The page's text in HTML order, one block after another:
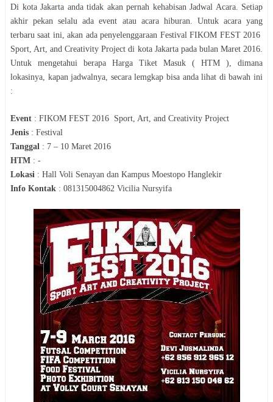
Di kota Jakarta anda tidak akan pernah kehabisan Jadwal Acara. Setiap
akhir pekan selalu ada event atau acara hiburan. Untuk acara yang
terbaru saat ini, akan ada penyelenggaraan Festival FIKOM FEST 2016
Sport, Art, and Creativity Project di kota Jakartapada bulan Maret 2016
Untuk mengetahui berapa Harga Tiket Masuk ( HTM ), dimana
lokasinya, kapan jadwalnya, secara lemgkap bisa anda lihat di bawah ini
:
Event : FIKOM FEST 2016 Sport, Art, and Creativity Project
Jenis : Festival
Tanggal : 7 – 10 Maret 2016
HTM : -
Lokasi : Hall Voli Senayan dan Kampus Moestopo Hanglekir
Info Kontak : 081315004862 Vicilia Nursyifa